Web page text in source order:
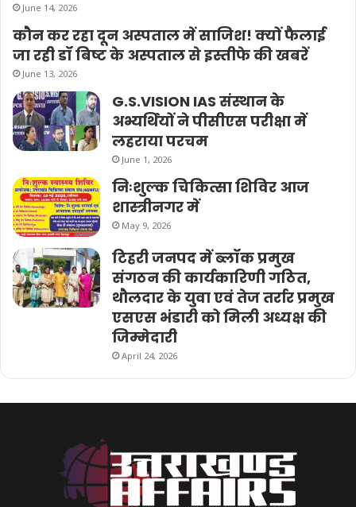
June 14, 2026
कौन कर रहा दून अस्पताल में साजिश! क्यों फैलाई
जा रही डॉ बिष्ट के अस्पताल से इस्तीफे की खबरें
June 13, 2026
G.S.VISION IAS संस्थान के
अभ्यर्थियों ने पीसीएस परीक्षा में
लहराया परचम
June 1, 2026
निःशुल्क चिकित्सा शिविर आज
शास्त्रीनगर में
May 9, 2026
टिहरी जनपद में ब्लॉक प्रमुख
संगठन की कार्यकारिणी गठित,
थौलदार के युवा एवं तेज तर्रार प्रमुख
एसएस भंडारी को मिली अध्यक्ष की
जिम्मेदारी
April 24, 2026